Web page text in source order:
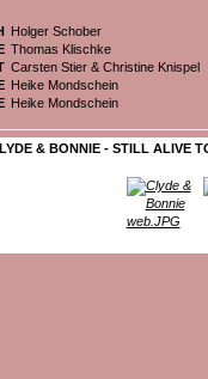
Holger Schober
Thomas Klischke
Carsten Stier & Christine Knispel
Heike Mondschein
Heike Mondschein
& BONNIE - STILL ALIVE